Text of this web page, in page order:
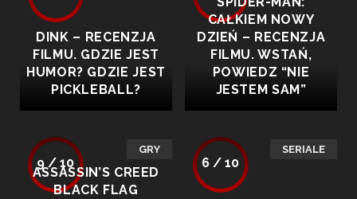
DINK – RECENZJA
FILMU. GDZIE JEST
HUMOR? GDZIE JEST
PICKLEBALL?
CAŁKIEM NOWY
DZIEŃ – RECENZJA
FILMU. WSTAŃ,
POWIEDZ “NIE
JESTEM SAM”
GRY
9 / 10
ASSASSIN’S CREED
BLACK FLAG
SERIALE
6 / 10